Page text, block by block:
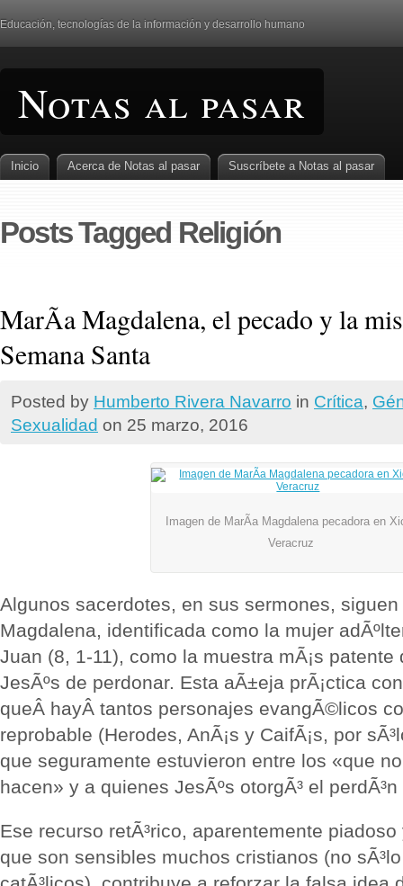
Educación, tecnologí­as de la información y desarrollo humano
Notas al pasar
Inicio Acerca de Notas al pasar Suscrí­bete a Notas al pasar
Posts Tagged Religión
MarÃ­a Magdalena, el pecado y la
Semana Santa
Posted by Humberto Rivera Navarro in Crí­tica,
Sexualidad on 25 marzo, 2016
Imagen de MarÃ­a Magdalena pecadora en
Veracruz
Algunos sacerdotes, en sus sermones,
Magdalena, identificada como la mujer
Juan (8, 1-11), como la muestra mÃ¡s
JesÃºs de perdonar. Esta aÃ±eja prÃ¡ctica
queÂ hayÂ tantos personajes evangÃ©licos
reprobable (Herodes, AnÃ¡s y CaifÃ¡s, por
que seguramente estuvieron entre los «que
hacen» y a quienes JesÃºs otorgÃ³ el
Ese recurso retÃ³rico, aparentemente
que son sensibles muchos cristianos (no